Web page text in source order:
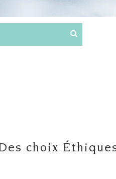
Des choix